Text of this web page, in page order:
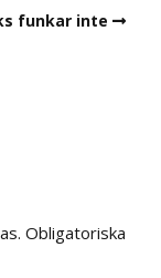
funkar inte
Obligatoriska